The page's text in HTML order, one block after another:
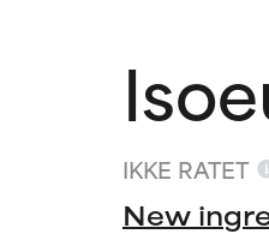
IKKE RATET
New